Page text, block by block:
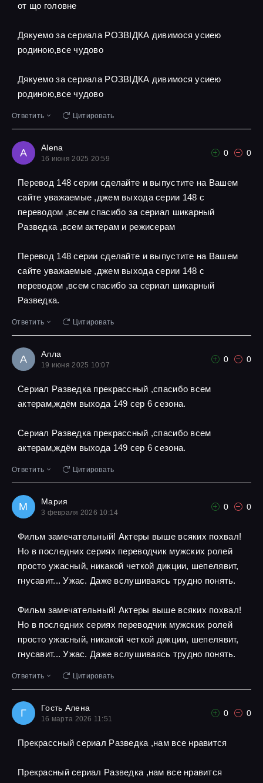
от що головне
Дякуемо за сериала РОЗВІДКА дивимося усиею
родиною,все чудово
Дякуемо за сериала РОЗВІДКА дивимося усиею
родиною,все чудово
Ответить Цитировать
A Alena
16 июня 2025 20:59
0 0
Перевод 148 серии сделайте и выпустите на Вашем
сайте уважаемые ,джем выхода серии 148 с
переводом ,всем спасибо за сериал шикарный
Разведка ,всем актерам и режисерам
Перевод 148 серии сделайте и выпустите на Вашем
сайте уважаемые ,джем выхода серии 148 с
переводом ,всем спасибо за сериал шикарный
Разведка.
Ответить Цитировать
А Алла
19 июня 2025 10:07
0 0
Сериал Разведка прекрассный ,спасибо всем
актерам,ждём выхода 149 сер 6 сезона.
Сериал Разведка прекрассный ,спасибо всем
актерам,ждём выхода 149 сер 6 сезона.
Ответить Цитировать
М Мария
3 февраля 2026 10:14
0 0
Фильм замечательный! Актеры выше всяких похвал!
Но в последних сериях переводчик мужских ролей
просто ужасный, никакой четкой дикции, шепелявит,
гнусавит... Ужас. Даже вслушиваясь трудно понять.
Фильм замечательный! Актеры выше всяких похвал!
Но в последних сериях переводчик мужских ролей
просто ужасный, никакой четкой дикции, шепелявит,
гнусавит... Ужас. Даже вслушиваясь трудно понять.
Ответить Цитировать
Г Гость Алена
16 марта 2026 11:51
0 0
Прекрассный сериал Разведка ,нам все нравится
Прекрасный сериал Разведка ,нам все нравится